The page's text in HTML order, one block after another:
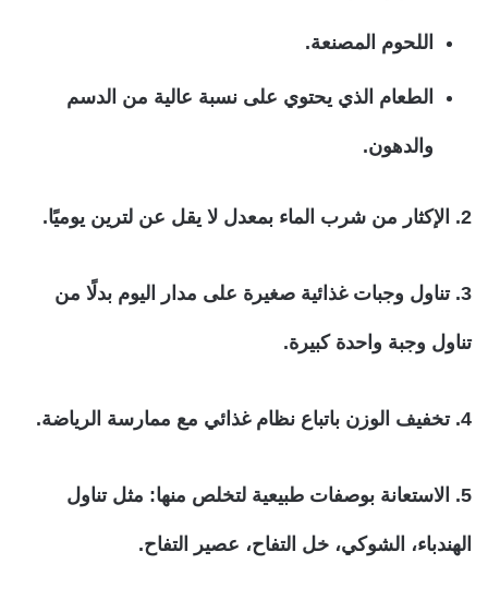
اللحوم المصنعة.
الطعام الذي يحتوي على نسبة عالية من الدسم
والدهون.
2. الإكثار من شرب الماء بمعدل لا يقل عن لترين يوميًا.
3. تناول وجبات غذائية صغيرة على مدار اليوم بدلًا من
تناول وجبة واحدة كبيرة.
4. تخفيف الوزن باتباع نظام غذائي مع ممارسة الرياضة.
5. الاستعانة بوصفات طبيعية لتخلص منها: مثل تناول
الهندباء، الشوكي، خل التفاح، عصير التفاح.